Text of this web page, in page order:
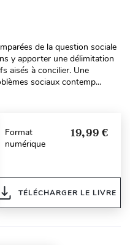
de la question sociale
y apporter une délimitation
aisés à concilier. Une
sociaux contemp...
Format
numérique
19,99 €
TÉLÉCHARGER LE LIVRE